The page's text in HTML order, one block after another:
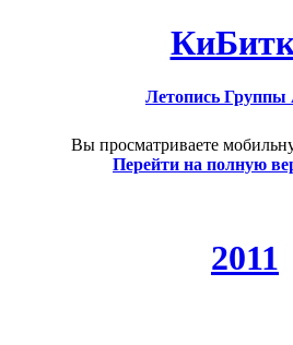
Летопись Группы
Вы просматриваете
Перейти на полную
2011